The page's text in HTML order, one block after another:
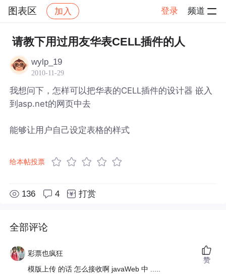
图表区 加入 登录 频道
社区 图表区 帖子详情
请教下用过用友华表CELL插件的人
wylp_19
2010-11-29
我想问下，怎样可以把华表的CELL插件的设计器 嵌入
到asp.net的网页中去
能够让用户自己设定表格的样式
给本帖投票
136 4 打赏
全部评论
彩票也疯狂
模版上传 的话 怎么接收啊 javaWeb 中 .....
赞